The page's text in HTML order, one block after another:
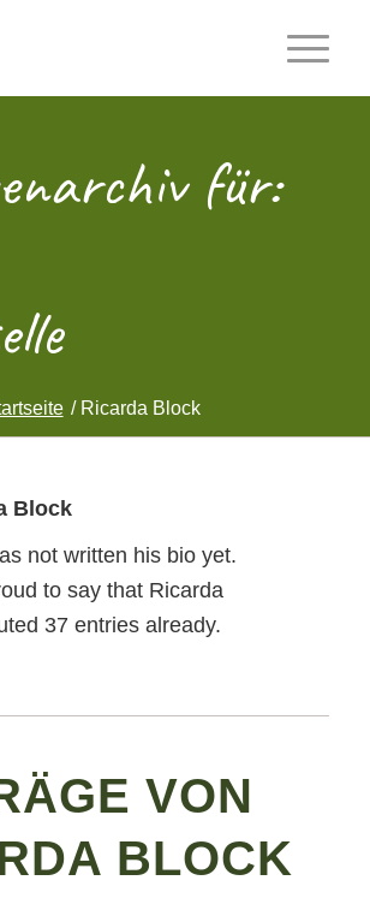
für:
/ Ricarda Block
Block
not written his bio yet.
to say that Ricarda
37 entries already.
VON
BLOCK